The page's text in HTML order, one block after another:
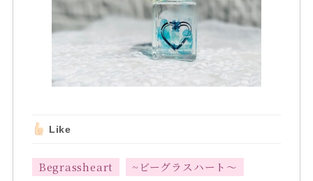
Like
Begrassheart
~ビーグラスハート～